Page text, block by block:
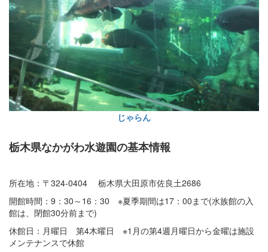
じゃらん
栃木県なかがわ水遊園の基本情報
所在地：〒324-0404 栃木県大田原市佐良土2686
開館時間：9：30～16：30 ※夏季期間は17：00まで(水族館の入
館は、閉館30分前まで)
休館日：月曜日 第4木曜日 ※1月の第4週月曜日から金曜は施設
メンテナンスで休館